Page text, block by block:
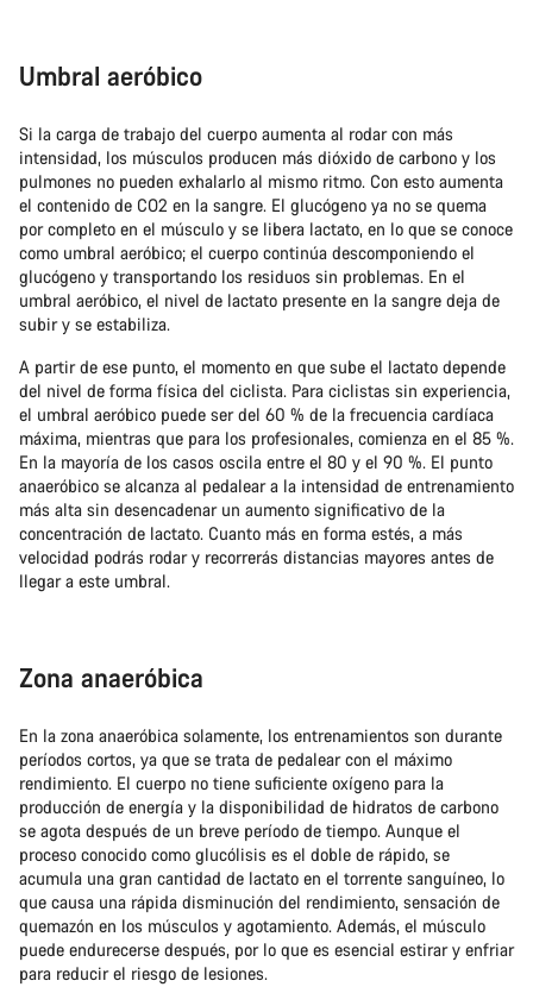
Umbral aeróbico
Si la carga de trabajo del cuerpo aumenta al rodar con más
intensidad, los músculos producen más dióxido de carbono y los
pulmones no pueden exhalarlo al mismo ritmo. Con esto aumenta
el contenido de CO2 en la sangre. El glucógeno ya no se quema
por completo en el músculo y se libera lactato, en lo que se conoce
como umbral aeróbico; el cuerpo continúa descomponiendo el
glucógeno y transportando los residuos sin problemas. En el
umbral aeróbico, el nivel de lactato presente en la sangre deja de
subir y se estabiliza.
A partir de ese punto, el momento en que sube el lactato depende
del nivel de forma física del ciclista. Para ciclistas sin experiencia,
el umbral aeróbico puede ser del 60 % de la frecuencia cardíaca
máxima, mientras que para los profesionales, comienza en el 85 %.
En la mayoría de los casos oscila entre el 80 y el 90 %. El punto
anaeróbico se alcanza al pedalear a la intensidad de entrenamiento
más alta sin desencadenar un aumento significativo de la
concentración de lactato. Cuanto más en forma estés, a más
velocidad podrás rodar y recorrerás distancias mayores antes de
llegar a este umbral.
Zona anaeróbica
En la zona anaeróbica solamente, los entrenamientos son durante
períodos cortos, ya que se trata de pedalear con el máximo
rendimiento. El cuerpo no tiene suficiente oxígeno para la
producción de energía y la disponibilidad de hidratos de carbono
se agota después de un breve período de tiempo. Aunque el
proceso conocido como glucólisis es el doble de rápido, se
acumula una gran cantidad de lactato en el torrente sanguíneo, lo
que causa una rápida disminución del rendimiento, sensación de
quemazón en los músculos y agotamiento. Además, el músculo
puede endurecerse después, por lo que es esencial estirar y enfriar
para reducir el riesgo de lesiones.